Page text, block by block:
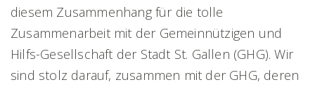
diesem Zusammenhang für die tolle
Zusammenarbeit mit der Gemeinnützigen und
Hilfs-Gesellschaft der Stadt St. Gallen (GHG). Wir
sind stolz darauf, zusammen mit der GHG, deren